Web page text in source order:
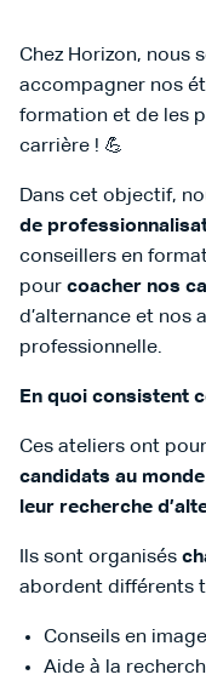
Chez Horizon, nous
accompagner nos
formation et de les
carrière ! 💪
Dans cet objectif,
de
conseillers en
pour coacher nos
d’alternance et nos
professionnelle.
En quoi consistent
Ces ateliers ont
candidats au
leur recherche
Ils sont organisés
abordent différents
Conseils en
Aide à la